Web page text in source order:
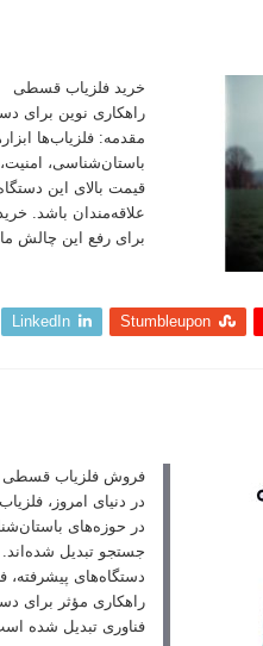
خرید فلزیاب
راهکاری نوین برای
مقدمه: فلزیاب‌ها
باستان‌شناسی،
قیمت بالای این
علاقه‌مندان باشد.
برای رفع این
Stumbleupon
LinkedIn
فروش فلزیاب
در دنیای امروز،
در حوزه‌های
جستجو تبدیل شده‌اند.
دستگاه‌های
راهکاری مؤثر برای
فناوری تبدیل شده